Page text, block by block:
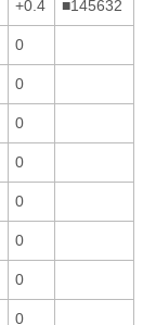
+0.4 ■145632
0
0
0
0
0
0
0
0